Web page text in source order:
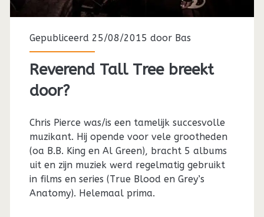
Gepubliceerd 25/08/2015 door Bas
Reverend Tall Tree breekt
door?
Chris Pierce was/is een tamelijk succesvolle
muzikant. Hij opende voor vele grootheden
(oa B.B. King en Al Green), bracht 5 albums
uit en zijn muziek werd regelmatig gebruikt
in films en series (True Blood en Grey’s
Anatomy). Helemaal prima.